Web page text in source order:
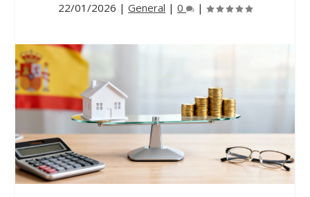
22/01/2026 | General | 0 |